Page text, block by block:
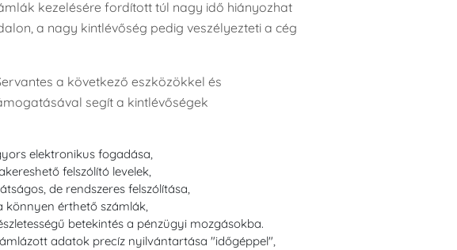
kezelésére fordított túl nagy idő hiányozhat
a nagy kintlévőség pedig veszélyezteti a cég
a következő eszközökkel és
segít a kintlévőségek
elektronikus fogadása,
felszólító levelek,
de rendszeres felszólítása,
könnyen érthető számlák,
betekintés a pénzügyi mozgásokba.
adatok precíz nyilvántartása "időgéppel",